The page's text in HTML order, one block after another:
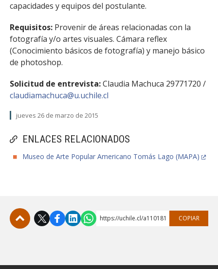
ENLACES RELACIONADOS
Museo de Arte Popular Americano Tomás Lago (MAPA)
capacidades y equipos del postulante.
Requisitos: Provenir de áreas relacionadas con la
fotografía y/o artes visuales. Cámara reflex
(Conocimiento básicos de fotografía) y manejo básico
de photoshop.
Solicitud de entrevista:​Claudia Machuca 29771720 /
claudiamachuca@u.uchile.cl
jueves 26 de marzo de 2015
https://uchile.cl/a110181 COPIAR